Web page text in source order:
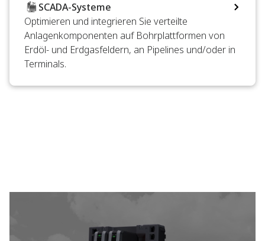
SCADA-Systeme
Optimieren und integrieren Sie verteilte
Anlagenkomponenten auf Bohrplattformen von
Erdöl- und Erdgasfeldern, an Pipelines und/oder in
Terminals.